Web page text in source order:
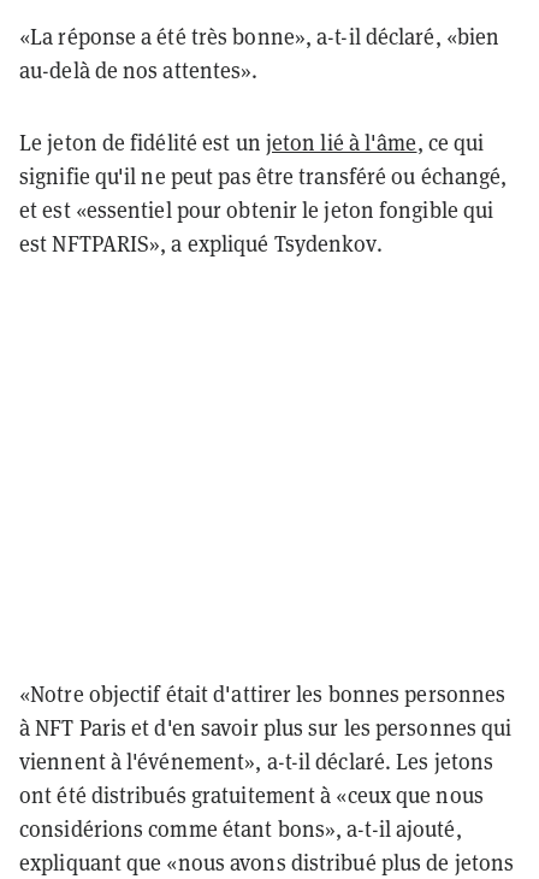
«La réponse a été très bonne», a-t-il déclaré, «bien
au-delà de nos attentes».
Le jeton de fidélité est un jeton lié à l'âme, ce qui
signifie qu'il ne peut pas être transféré ou échangé,
et est «essentiel pour obtenir le jeton fongible qui
est NFTPARIS», a expliqué Tsydenkov.
«Notre objectif était d'attirer les bonnes personnes
à NFT Paris et d'en savoir plus sur les personnes qui
viennent à l'événement», a-t-il déclaré. Les jetons
ont été distribués gratuitement à «ceux que nous
considérions comme étant bons», a-t-il ajouté,
expliquant que «nous avons distribué plus de jetons